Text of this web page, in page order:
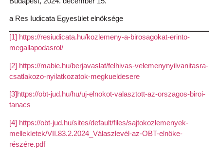
a Res Iudicata Egyesület elnöksége
[1] https://resiudicata.hu/kozlemeny-a-birosagokat-erinto-
megallapodasrol/
[2] https://mabie.hu/berjavaslat/felhivas-velemenynyilvanitasra-
csatlakozo-nyilatkozatok-megkueldesere
[3]https://obt-jud.hu/hu/uj-elnokot-valasztott-az-orszagos-biroi-
tanacs
[4] https://obt-jud.hu/sites/default/files/sajtokozlemenyek-
mellekletek/VII.83.2.2024_Válaszlevél-az-OBT-elnöke-
részére.pdf